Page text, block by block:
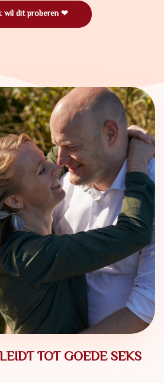
wil dit proberen ❤
TOT GOEDE SEKS